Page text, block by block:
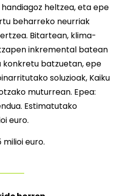
heltzea, eta epe
beharreko neurriak
Bitartean, klima-
inkremental batean
konkretu batzuetan, epe
soluzioak, Kaiku
muturrean. Epea:
Estimatutako
euro.
euro.